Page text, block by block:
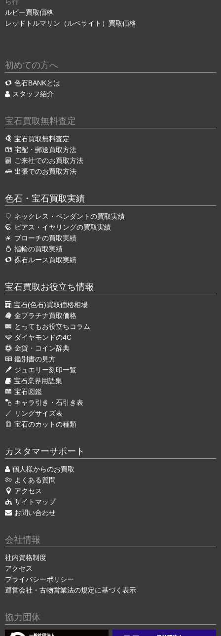
ルビー買取価格
レッドトルマリン（ルベライト）買取価格
初めての方へ
色石BANKとは
スタッフ紹介
宝石買取無料査定
宝石買取無料査定
宅配・郵送買取方法
ご来社でのお買取方法
出張でのお買取方法
色石・宝石買取実績
ネックレス・ペンダントの買取実績
ピアス・イヤリングの買取実績
ブローチの買取実績
指輪の買取実績
裸石ルース買取実績
宝石買取お役立ち情報
宝石(色石)買取価格相場
金プラチナ買取価格
とってもお役立ちコラム
ダイヤモンドの4C
金貨・コイン辞典
鑑別書の見方
ジュエリー刻印一覧
宝石業界用語集
宝石図鑑
キャラ引き・石引き表
リングサイズ表
宝石のカットの種類
カスタマーサポート
個人様からのお買取
よくある質問
アクセス
サイトマップ
お問い合わせ
会社情報
社内資格制度
アクセス
プライバシーポリシー
運営会社・古物営業法の規定に基づく表示
協力団体